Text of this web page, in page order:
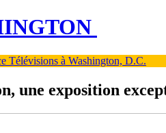
Télévisions à Washington, D.C.
une exposition